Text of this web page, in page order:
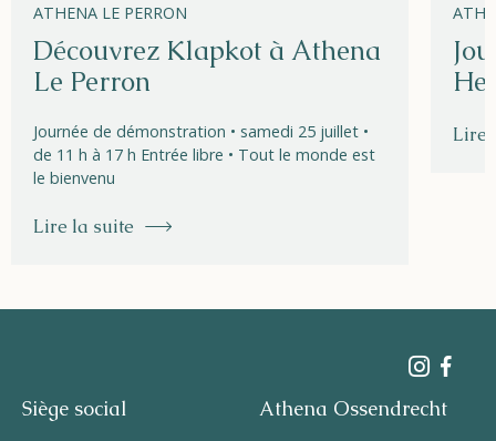
ATHENA LE PERRON
Découvrez Klapkot à Athena
Le Perron
Journée de démonstration • samedi 25 juillet •
de 11 h à 17 h Entrée libre • Tout le monde est
le bienvenu
Lire la suite
Lire
Siège social Athena Ossendrecht